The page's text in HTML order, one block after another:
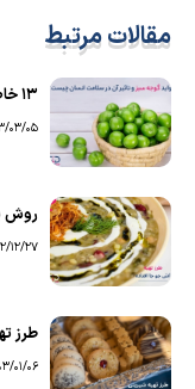
مقالات مرتبط
۱۳ خاصیت گوجه سبز برای سلامتی و درمان بیماری ها
03/05
روش
12/27
طرز تهیه 10 شیرینی رژیمی
01/06